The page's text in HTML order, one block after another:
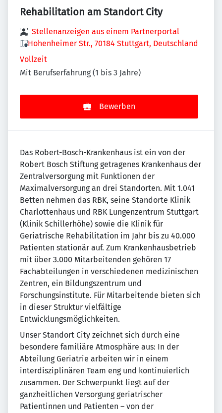
Rehabilitation am Standort City
Stellenanzeigen aus einem Partnerportal
Hohenheimer Str., 70184 Stuttgart, Deutschland
Vollzeit
Mit Berufserfahrung (1 bis 3 Jahre)
Bewerben
Das Robert-Bosch-Krankenhaus ist ein von der
Robert Bosch Stiftung getragenes Krankenhaus der
Zentralversorgung mit Funktionen der
Maximalversorgung an drei Standorten. Mit 1.041
Betten nehmen das RBK, seine Standorte Klinik
Charlottenhaus und RBK Lungenzentrum Stuttgart
(Klinik Schillerhöhe) sowie die Klinik für
Geriatrische Rehabilitation im Jahr bis zu 40.000
Patienten stationär auf. Zum Krankenhausbetrieb
mit über 3.000 Mitarbeitenden gehören 17
Fachabteilungen in verschiedenen medizinischen
Zentren, ein Bildungszentrum und
Forschungsinstitute. Für Mitarbeitende bieten sich
in dieser Struktur vielfältige
Entwicklungsmöglichkeiten.
Unser Standort City zeichnet sich durch eine
besondere familiäre Atmosphäre aus: In der
Abteilung Geriatrie arbeiten wir in einem
interdisziplinären Team eng und kontinuierlich
zusammen. Der Schwerpunkt liegt auf der
ganzheitlichen Versorgung geriatrischer
Patientinnen und Patienten – von der